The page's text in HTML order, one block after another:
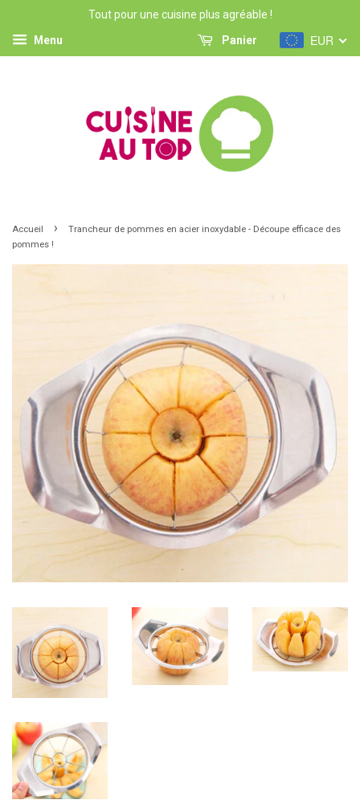
Tout pour une cuisine plus agréable !
Menu EUR
Panier
Accueil ›
Trancheur de pommes en acier inoxydable - Découpe efficace des
pommes !